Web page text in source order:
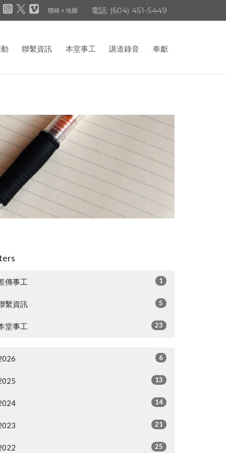
聯絡 + 地圖 電話: (604) 451-5449
聯繫資訊 本堂事工 講道錄音 奉獻
傳事工 1
繫資訊 5
堂事工 23
6
13
14
21
25